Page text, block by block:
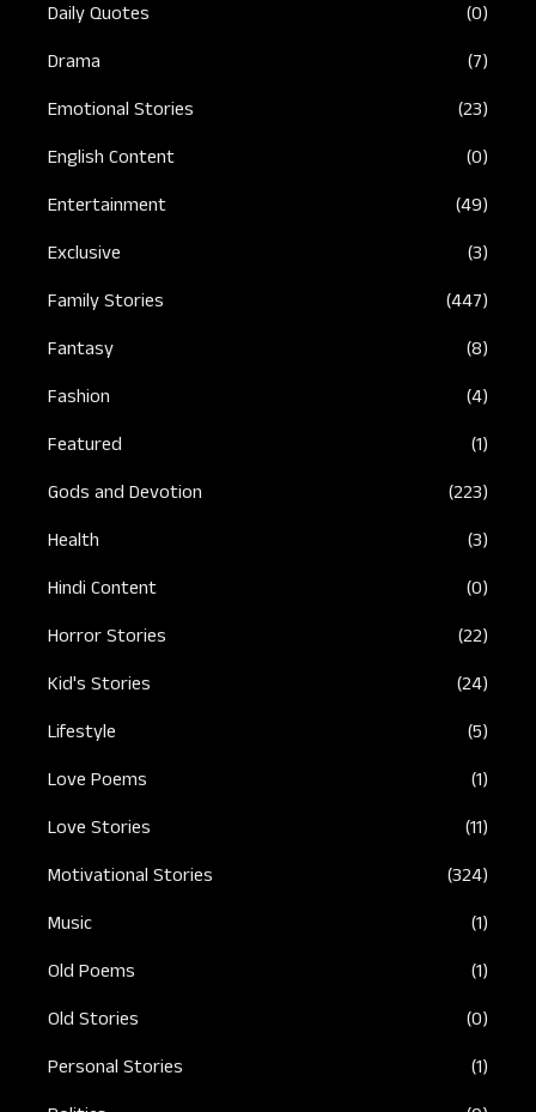
Daily Quotes
(0)
Drama
(7)
Emotional Stories
(23)
English Content
(0)
Entertainment
(49)
Exclusive
(3)
Family Stories
(447)
Fantasy
(8)
Fashion
(4)
Featured
(1)
Gods and Devotion
(223)
Health
(3)
Hindi Content
(0)
Horror Stories
(22)
Kid's Stories
(24)
Lifestyle
(5)
Love Poems
(1)
Love Stories
(11)
Motivational Stories
(324)
Music
(1)
Old Poems
(1)
Old Stories
(0)
Personal Stories
(1)